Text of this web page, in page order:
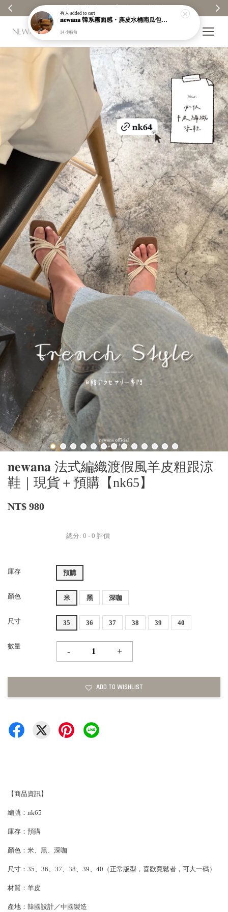
𝐧𝐞𝐰𝐚𝐧𝐚 法式編織渡假風羊皮粗跟涼
鞋｜現貨＋預購【nk65】
NT$ 980
總分: 0 - 0 評價
庫存 預購
顏色 米 黑 深咖
尺寸 35 36 37 38 39 40
數量
- +
ADD TO WISHLIST
【商品資訊】
編號：nk65
庫存：預購
顏色：米、黑、深咖
尺寸：35、36、37、38、39、40（正常版型，喜歡寬鬆者，可大一碼）
材質：羊皮
產地：韓國設計／中國製造
有人 added to cart
𝐧𝐞𝐰𝐚𝐧𝐚 韓系霧面感・麂皮水桶南瓜包｜通勤日常包｜高級皮革｜現貨＋預購【nk62】
14 小時前